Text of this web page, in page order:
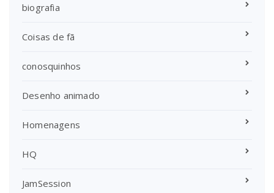
biografia
Coisas de fã
conosquinhos
Desenho animado
Homenagens
HQ
JamSession